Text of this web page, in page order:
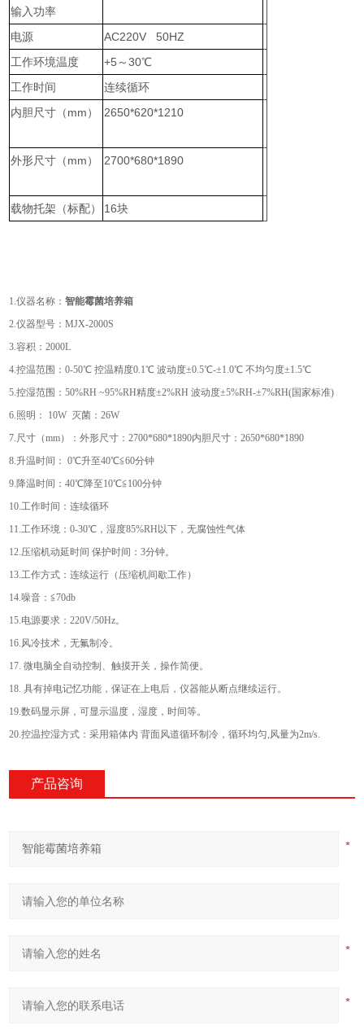
输入功率
电源
AC220V 50HZ
工作环境温度
+5～30℃
工作时间
连续循环
内胆尺寸（mm）
2650*620*1210
外形尺寸（mm） 2700*680*1890
载物托架（标配） 16块
1.仪器名称：智能霉菌培养箱
2.仪器型号：MJX-2000S
3.容积：2000L
4.控温范围：0-50℃ 控温精度0.1℃ 波动度±0.5℃-±1.0℃ 不均匀度±1.5℃
5.控湿范围：50%RH ~95%RH精度±2%RH 波动度±5%RH-±7%RH(国家标准)
6.照明： 10W 灭菌：26W
7.尺寸（mm）：外形尺寸：2700*680*1890内胆尺寸：2650*680*1890
8.升温时间： 0℃升至40℃≦60分钟
9.降温时间：40℃降至10℃≦100分钟
10.工作时间：连续循环
11.工作环境：0-30℃，湿度85%RH以下，无腐蚀性气体
12.压缩机动延时间 保护时间：3分钟。
13.工作方式：连续运行（压缩机间歇工作）
14.噪音：≦70db
15.电源要求：220V/50Hz。
16.风冷技术，无氟制冷。
17. 微电脑全自动控制、触摸开关，操作简便。
18. 具有掉电记忆功能，保证在上电后，仪器能从断点继续运行。
19.数码显示屏，可显示温度，湿度，时间等。
20.控温控湿方式：采用箱体内 背面风道循环制冷，循环均匀,风量为2m/s.
产品咨询